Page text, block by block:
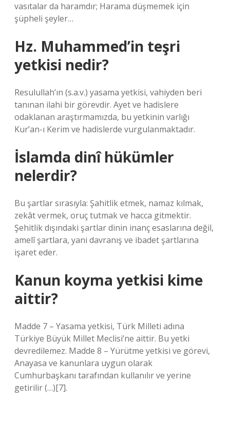
vasıtalar da haramdır; Harama düşmemek için
şüpheli şeyler…
Hz. Muhammed’in teşri
yetkisi nedir?
Resulullah’ın (s.a.v.) yasama yetkisi, vahiyden beri
tanınan ilahi bir görevdir. Ayet ve hadislere
odaklanan araştırmamızda, bu yetkinin varlığı
Kur’an-ı Kerim ve hadislerde vurgulanmaktadır.
İslamda dinî hükümler
nelerdir?
Bu şartlar sırasıyla: Şahitlik etmek, namaz kılmak,
zekât vermek, oruç tutmak ve hacca gitmektir.
Şehitlik dışındaki şartlar dinin inanç esaslarına değil,
amelî şartlara, yani davranış ve ibadet şartlarına
işaret eder.
Kanun koyma yetkisi kime
aittir?
Madde 7 – Yasama yetkisi, Türk Milleti adına
Türkiye Büyük Millet Meclisi’ne aittir. Bu yetki
devredilemez. Madde 8 – Yürütme yetkisi ve görevi,
Anayasa ve kanunlara uygun olarak
Cumhurbaşkanı tarafından kullanılır ve yerine
getirilir (…)[7].